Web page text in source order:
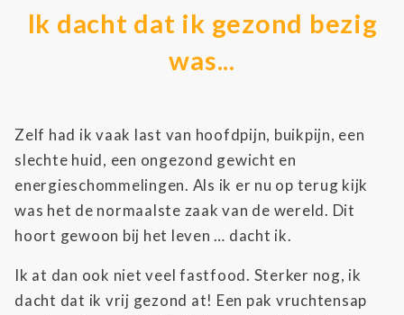
Ik dacht dat ik gezond bezig
was...
Zelf had ik vaak last van hoofdpijn, buikpijn, een
slechte huid, een ongezond gewicht en
energieschommelingen. Als ik er nu op terug kijk
was het de normaalste zaak van de wereld. Dit
hoort gewoon bij het leven … dacht ik.
Ik at dan ook niet veel fastfood. Sterker nog, ik
dacht dat ik vrij gezond at! Een pak vruchtensap